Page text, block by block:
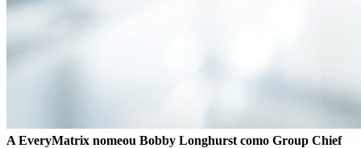
A EveryMatrix nomeou Bobby Longhurst como Group Chief